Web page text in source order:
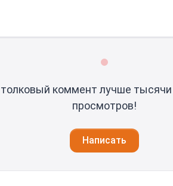
коммент лучше
просмотров!
Написать